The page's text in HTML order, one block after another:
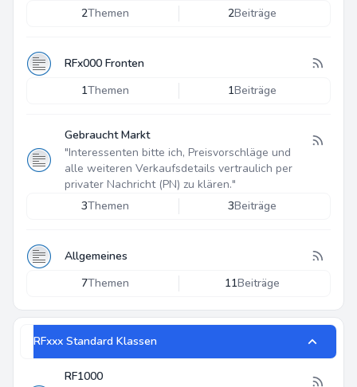
2Themen 2Beiträge
RFx000 Fronten
1Themen 1Beiträge
Gebraucht Markt
"Interessenten bitte ich, Preisvorschläge und
alle weiteren Verkaufsdetails vertraulich per
privater Nachricht (PN) zu klären."
3Themen 3Beiträge
Allgemeines
7Themen 11Beiträge
RFxxx Standard Klassen
RF1000